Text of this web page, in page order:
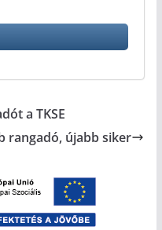
a TKSE
rangadó, újabb siker